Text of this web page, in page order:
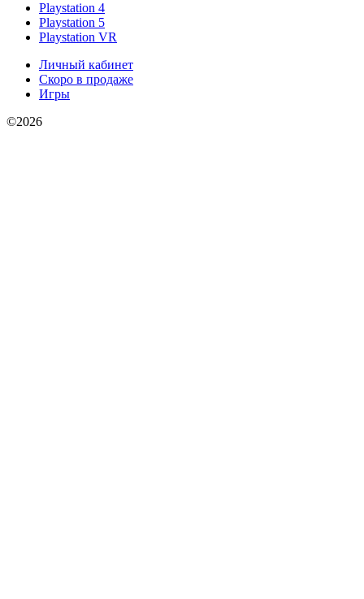
Playstation 4
Playstation 5
Playstation VR
Личный кабинет
Скоро в продаже
Игры
©2026